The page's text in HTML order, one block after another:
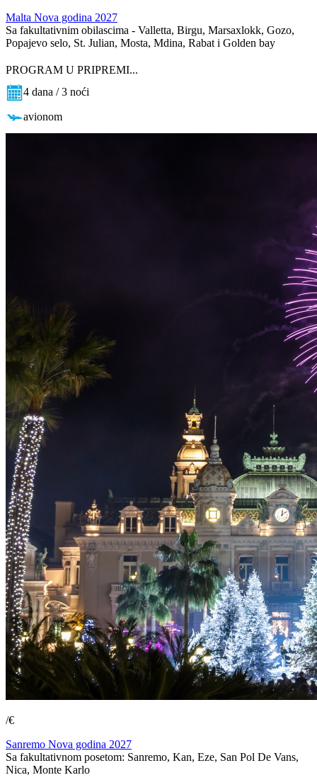
Malta Nova godina 2027
Sa fakultativnim obilascima - Valletta, Birgu, Marsaxlokk, Gozo,
Popajevo selo, St. Julian, Mosta, Mdina, Rabat i Golden bay
PROGRAM U PRIPREMI...
4 dana / 3 noći
avionom
/€
Sanremo Nova godina 2027
Sa fakultativnom posetom: Sanremo, Kan, Eze, San Pol De Vans,
Nica, Monte Karlo